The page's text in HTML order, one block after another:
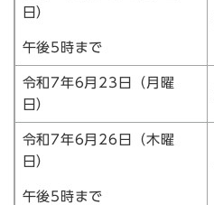
日）
午後5時まで
令和7年6月23日（月曜
日）
令和7年6月26日（木曜
日）
午後5時まで